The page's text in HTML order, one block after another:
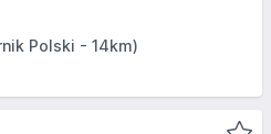
Polski - 14km)